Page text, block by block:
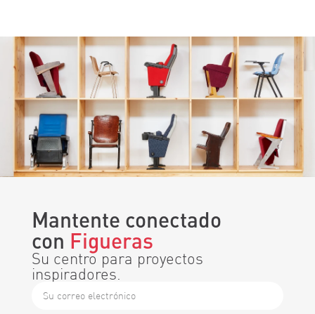
Mantente conectado
con Figueras
Su centro para proyectos
inspiradores.